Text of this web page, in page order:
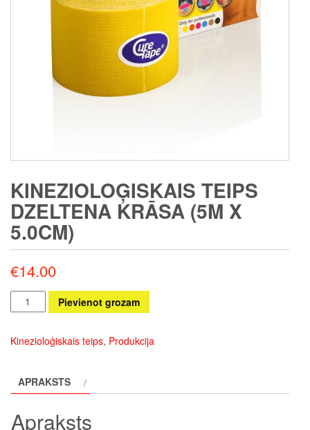
KINEZIOLOĢISKAIS TEIPS
DZELTENA KRĀSA (5M X
5.0CM)
€14.00
Kinezioloģiskais
teips
daudzums
Pievienot grozam
Kinezioloģiskais teips, Produkcija
APRAKSTS
Apraksts